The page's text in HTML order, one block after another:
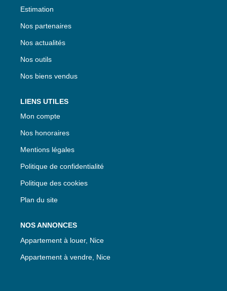
Estimation
Nos partenaires
Nos actualités
Nos outils
Nos biens vendus
LIENS UTILES
Mon compte
Nos honoraires
Mentions légales
Politique de confidentialité
Politique des cookies
Plan du site
NOS ANNONCES
Appartement à louer, Nice
Appartement à vendre, Nice